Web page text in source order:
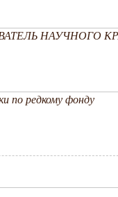
НАУЧНОГО
по редкому фонду